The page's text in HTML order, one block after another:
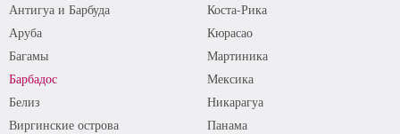
Антигуа и Барбуда
Аруба
Багамы
Барбадос
Белиз
Виргинские острова
Коста-Рика
Кюрасао
Мартиника
Мексика
Никарагуа
Панама